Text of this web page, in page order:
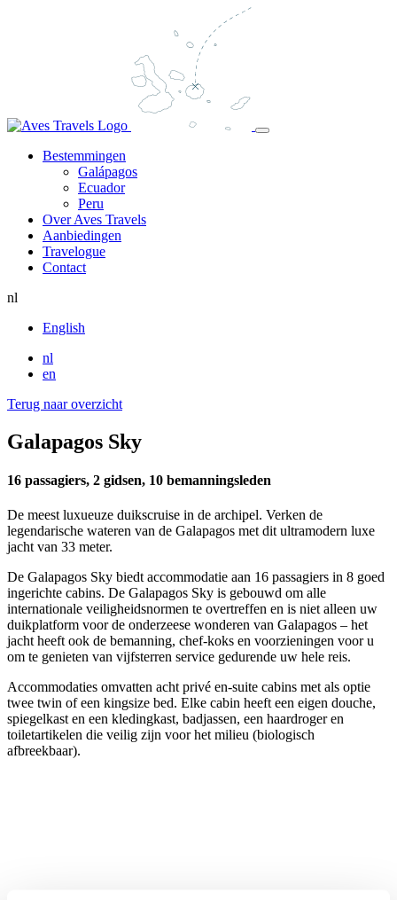
Bestemmingen
Galápagos
Ecuador
Peru
Over Aves Travels
Aanbiedingen
Travelogue
Contact
nl
English
nl
en
Terug naar overzicht
Galapagos Sky
16 passagiers, 2 gidsen, 10 bemanningsleden
De meest luxueuze duikscruise in de archipel. Verken de
legendarische wateren van de Galapagos met dit ultramodern luxe
jacht van 33 meter.
De Galapagos Sky biedt accommodatie aan 16 passagiers in 8 goed
ingerichte cabins. De Galapagos Sky is gebouwd om alle
internationale veiligheidsnormen te overtreffen en is niet alleen uw
duikplatform voor de onderzeese wonderen van Galapagos – het
jacht heeft ook de bemanning, chef-koks en voorzieningen voor u
om te genieten van vijfsterren service gedurende uw hele reis.
Accommodaties omvatten acht privé en-suite cabins met als optie
twee twin of een kingsize bed. Elke cabin heeft een eigen douche,
spiegelkast en een kledingkast, badjassen, een haardroger en
toiletartikelen die veilig zijn voor het milieu (biologisch
afbreekbaar).